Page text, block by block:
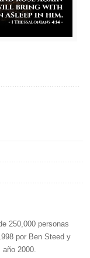
250,000 personas
por Ben Steed y
2000.